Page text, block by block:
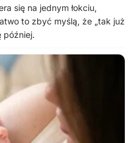
się na jednym łokciu,
to zbyć myślą, że „tak już
później.